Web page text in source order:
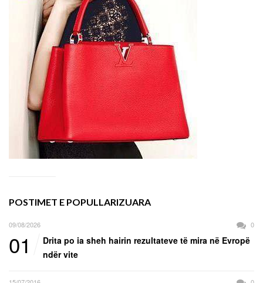
POSTIMET E POPULLARIZUARA
09/08/2026 0
01
Drita po ia sheh hairin rezultateve të mira në Evropë
ndër vite